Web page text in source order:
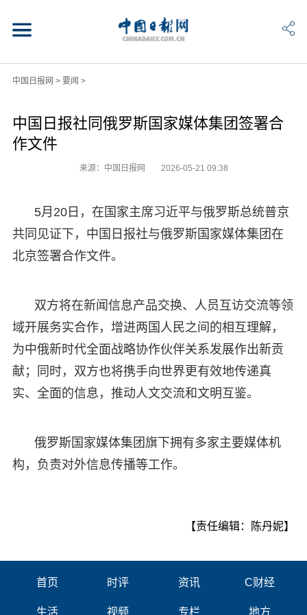
中国日报网 > 要闻 >
中国日报社同俄罗斯国家媒体集团签署合
作文件
来源：中国日报网 2026-05-21 09:38
5月20日，在国家主席习近平与俄罗斯总统普京
共同见证下，中国日报社与俄罗斯国家媒体集团在
北京签署合作文件。
双方将在新闻信息产品交换、人员互访交流等领
域开展务实合作，增进两国人民之间的相互理解，
为中俄新时代全面战略协作伙伴关系发展作出新贡
献；同时，双方也将携手向世界更有效地传递真
实、全面的信息，推动人文交流和文明互鉴。
俄罗斯国家媒体集团旗下拥有多家主要媒体机
构，负责对外信息传播等工作。
【责任编辑：陈丹妮】
首页 时评 资讯 C财经
生活 视频 专栏 地方